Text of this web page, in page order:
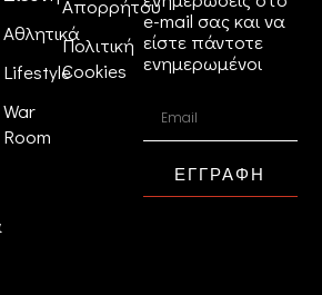
Αθλητικά
Lifestyle
War
Room
Απορρήτου
Πολιτική
Cookies
e-mail σας και να
είστε πάντοτε
ενημερωμένοι
ΕΓΓΡΑΦΗ